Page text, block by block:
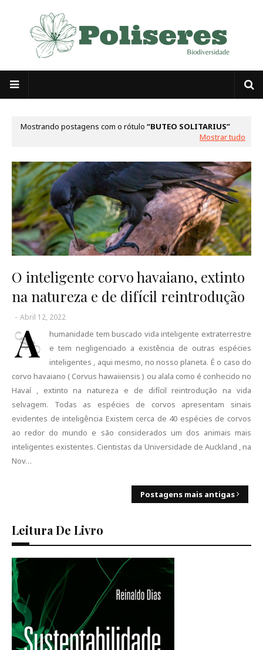
Mostrando postagens com o rótulo
BUTEO SOLITARIUS
Mostrar tudo
O inteligente corvo havaiano, extinto
na natureza e de difícil reintrodução
- Abril 12, 2022
A
humanidade tem buscado vida inteligente extraterrestre
e tem negligenciado a existência de outras espécies
inteligentes , aqui mesmo, no nosso planeta. É o caso do
corvo havaiano ( Corvus hawaiiensis ) ou alala como é conhecido no
Havaí , extinto na natureza e de difícil reintrodução na vida
selvagem. Todas as espécies de corvos apresentam sinais
evidentes de inteligência Existem cerca de 40 espécies de corvos
ao redor do mundo e são considerados um dos animais mais
inteligentes existentes. Cientistas da Universidade de Auckland , na
Nov…
Postagens mais antigas
Leitura De Livro